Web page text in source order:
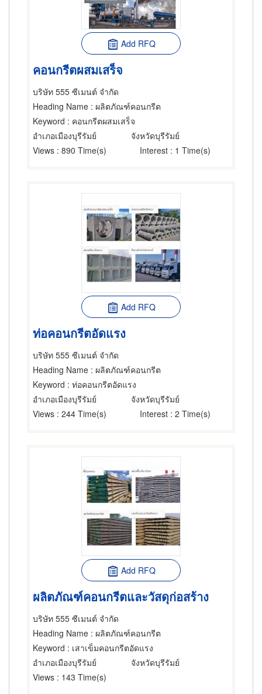
Add RFQ
คอนกรีตผสมเสร็จ
บริษัท 555 ซีเมนต์ จำกัด
Heading Name : ผลิตภัณฑ์คอนกรีต
Keyword : คอนกรีตผสมเสร็จ
อำเภอเมืองบุรีรัมย์
จังหวัดบุรีรัมย์
Views : 890 Time(s) Interest : 1 Time(s)
Add RFQ
ท่อคอนกรีตอัดแรง
บริษัท 555 ซีเมนต์ จำกัด
Heading Name : ผลิตภัณฑ์คอนกรีต
Keyword : ท่อคอนกรีตอัดแรง
อำเภอเมืองบุรีรัมย์
จังหวัดบุรีรัมย์
Views : 244 Time(s) Interest : 2 Time(s)
Add RFQ
ผลิตภัณฑ์คอนกรีตและวัสดุก่อสร้าง
บริษัท 555 ซีเมนต์ จำกัด
Heading Name : ผลิตภัณฑ์คอนกรีต
Keyword : เสาเข็มคอนกรีตอัดแรง
อำเภอเมืองบุรีรัมย์
จังหวัดบุรีรัมย์
Views : 143 Time(s)